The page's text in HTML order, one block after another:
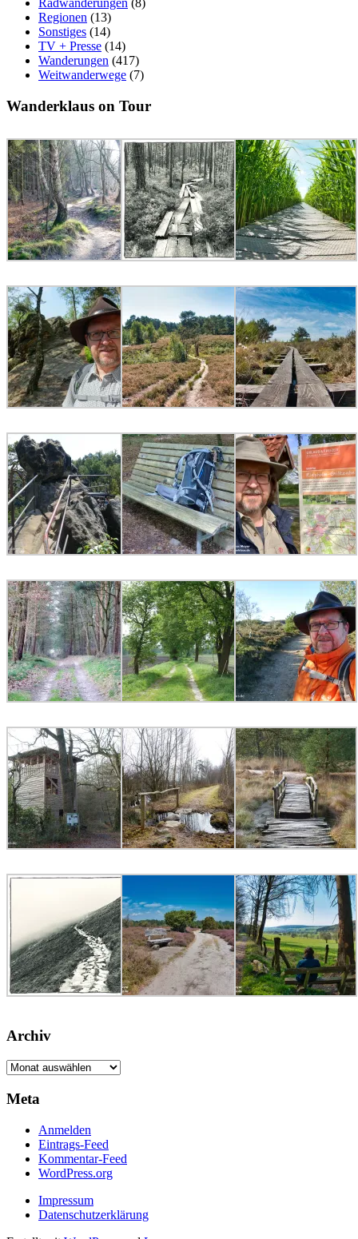
Radwanderungen (8)
Regionen (13)
Sonstiges (14)
TV + Presse (14)
Wanderungen (417)
Weitwanderwege (7)
Wanderklaus on Tour
Archiv
Archiv
Meta
Anmelden
Eintrags-Feed
Kommentar-Feed
WordPress.org
Impressum
Datenschutzerklärung